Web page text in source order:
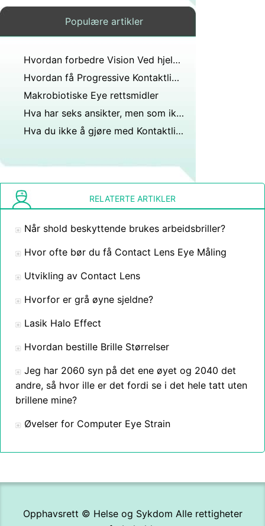
Populære artikler
Hvordan forbedre Vision Ved hjelp av en Natural Eye Floater behandling
Hvordan få Progressive Kontaktlinser
Makrobiotiske Eye rettsmidler
Hva har seks ansikter, men som ikke bruker sminke, tjueen øyne, kan ikke se?
Hva du ikke å gjøre med Kontaktlinser
RELATERTE ARTIKLER
Når shold beskyttende brukes arbeidsbriller?
Hvor ofte bør du få Contact Lens Eye Måling
Utvikling av Contact Lens
Hvorfor er grå øyne sjeldne?
Lasik Halo Effect
Hvordan bestille Brille Størrelser
Jeg har 2060 syn på det ene øyet og 2040 det
andre, så hvor ille er det fordi se i det hele tatt uten
brillene mine?
Øvelser for Computer Eye Strain
Opphavsrett © Helse og Sykdom Alle rettigheter